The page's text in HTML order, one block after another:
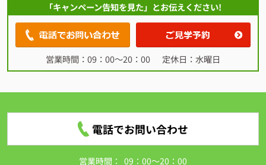
「キャンペーン告知を見た」とお伝えください!
営業時間：09：00～20：00 定休日：水曜日
電話でお問い合わせ
営業時間： 09：00～20：00